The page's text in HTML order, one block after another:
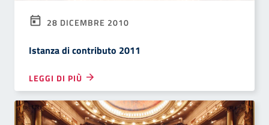
28 DICEMBRE 2010
Istanza di contributo 2011
LEGGI DI PIÙ